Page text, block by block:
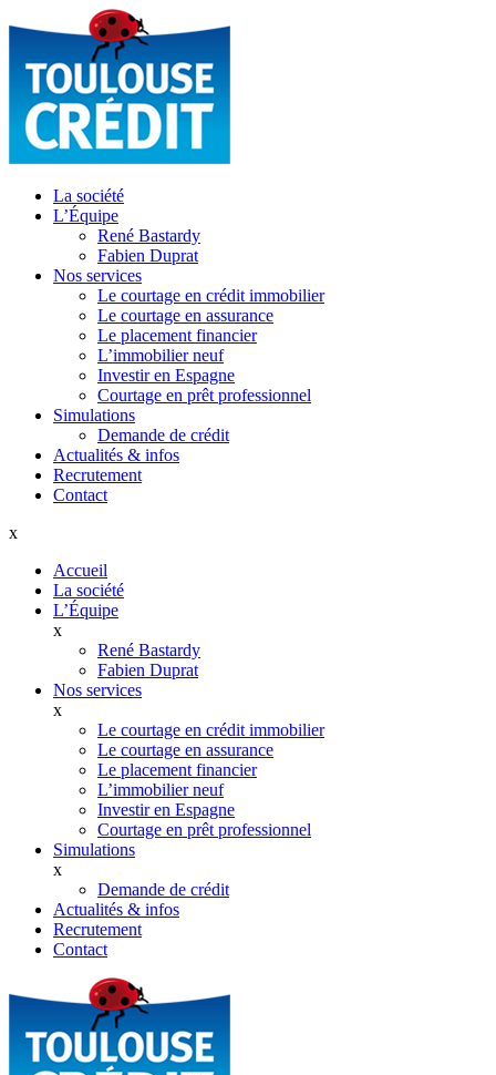
La société
L’Équipe
René Bastardy
Fabien Duprat
Nos services
Le courtage en crédit immobilier
Le courtage en assurance
Le placement financier
L’immobilier neuf
Investir en Espagne
Courtage en prêt professionnel
Simulations
Demande de crédit
Actualités & infos
Recrutement
Contact
x
Accueil
La société
L’Équipe
x
René Bastardy
Fabien Duprat
Nos services
x
Le courtage en crédit immobilier
Le courtage en assurance
Le placement financier
L’immobilier neuf
Investir en Espagne
Courtage en prêt professionnel
Simulations
x
Demande de crédit
Actualités & infos
Recrutement
Contact